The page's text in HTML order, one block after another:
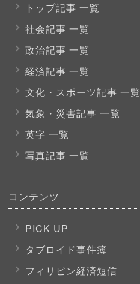
トップ記事 一覧
社会記事 一覧
政治記事 一覧
経済記事 一覧
文化・スポーツ記事 一覧
気象・災害記事 一覧
英字 一覧
写真記事 一覧
コンテンツ
PICK UP
タブロイド事件簿
フィリピン経済短信